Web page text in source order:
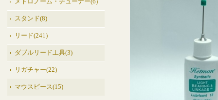
メトロノーム・チューナー(6)
スタンド(8)
リード(241)
ダブルリード工具(3)
リガチャー(22)
マウスピース(15)